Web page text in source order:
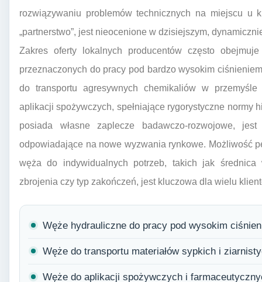
rozwiązywaniu problemów technicznych na miejscu u
„partnerstwo”, jest nieocenione w dzisiejszym,
Zakres oferty lokalnych producentów często
przeznaczonych do pracy pod bardzo wysokim
do transportu agresywnych chemikaliów w
aplikacji spożywczych, spełniające rygorystyczne normy
posiada własne zaplecze badawczo-rozwojowe,
odpowiadające na nowe wyzwania rynkowe. Możliwość
węża do indywidualnych potrzeb, takich jak średnica
zbrojenia czy typ zakończeń, jest kluczowa dla wielu
Węże hydrauliczne do pracy pod wysokim
Węże do transportu materiałów sypkich i
Węże do aplikacji spożywczych i